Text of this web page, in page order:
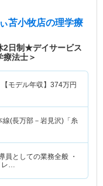
苫小牧店の理学療
2日制★デイサービス
療法士＞
【モデル年収】 374万円
線(長万部－岩見沢)「糸
員としての業務全般 ・
レ…